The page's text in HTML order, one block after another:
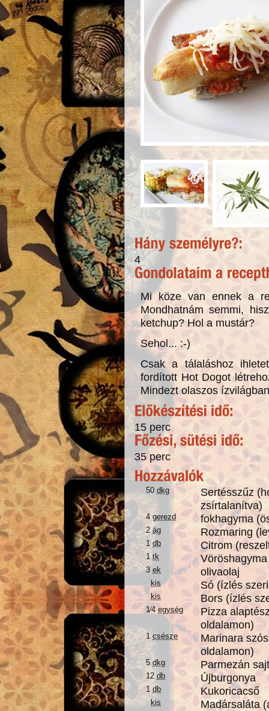
4
Mi köze van ennek a
Mondhatnám semmi,
ketchup? Hol a mustár?
Sehol... :-)
Csak a tálaláshoz
fordított Hot Dogot
Mindezt olaszos
15 perc
35 perc
50dkg
Sertésszűz
zsírtalanítva)
4gerezd fokhagyma
2ág Rozmaring
1db Citrom
1tk
3ek olivaolaj
kis Só (ízlés
kis Bors (ízlés
1⁄4egység
Pizza
oldalamon)
1csésze
Marinara
oldalamon)
5dkg Parmezán
12db Újburgonya
1db Kukoricacső
kis Madársaláta